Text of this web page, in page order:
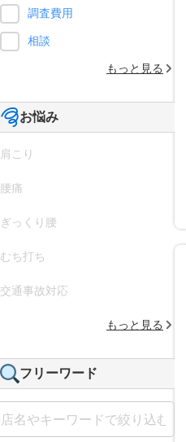
調査費用
相談
もっと見る
お悩み
肩こり
腰痛
ぎっくり腰
むち打ち
交通事故対応
もっと見る
フリーワード